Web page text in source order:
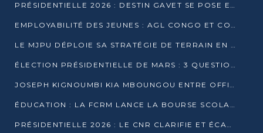
PRÉSIDENTIELLE 2026 : DESTIN GAVET SE POSE EN CANDIDAT DU « RAS-LE-BOL »
EMPLOYABILITÉ DES JEUNES : AGL CONGO ET CONGO TERMINAL S’ALLIENT À UCAC-ICAM
LE MJPU DÉPLOIE SA STRATÉGIE DE TERRAIN EN FAVEUR DE DSN
ÉLECTION PRÉSIDENTIELLE DE MARS : 3 QUESTIONS À UN EXPERT CONGOLAIS DE LA CYBERSÉCURITÉ
JOSEPH KIGNOUMBI KIA MBOUNGOU ENTRE OFFICIELLEMENT EN COURSE POUR LA PRÉSIDENTIELLE
ÉDUCATION : LA FCRM LANCE LA BOURSE SCOLAIRE FRANCINE-NTOUMI POUR PROMOUVOIR LES FILIÈRES SCIENTIFIQUES
PRÉSIDENTIELLE 2026 : LE CNR CLARIFIE ET ÉCARTE LA CANDIDATURE DU PASTEUR NTUMI